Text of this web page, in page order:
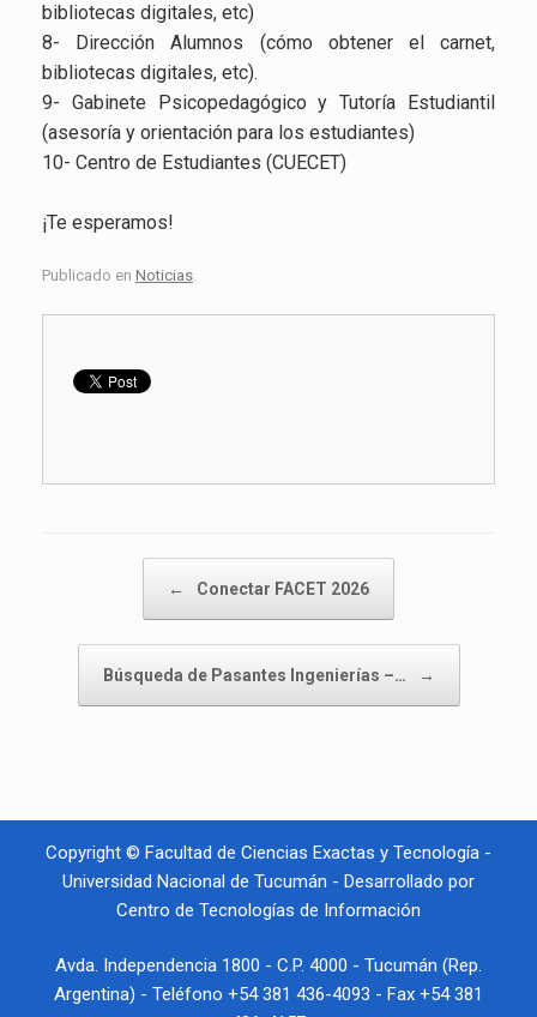
bibliotecas digitales, etc)
8- Dirección Alumnos (cómo obtener el carnet,
bibliotecas digitales, etc).
9- Gabinete Psicopedagógico y Tutoría Estudiantil
(asesoría y orientación para los estudiantes)
10- Centro de Estudiantes (CUECET)
¡Te esperamos!
Publicado en Noticias
← Conectar FACET 2026
Búsqueda de Pasantes Ingenierías –… →
Copyright © Facultad de Ciencias Exactas y Tecnología -
Universidad Nacional de Tucumán - Desarrollado por
Centro de Tecnologías de Información
Avda. Independencia 1800 - C.P. 4000 - Tucumán (Rep.
Argentina) - Teléfono +54 381 436-4093 - Fax +54 381